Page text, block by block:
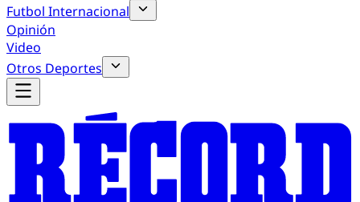
Futbol Internacional
Opinión
Video
Otros Deportes